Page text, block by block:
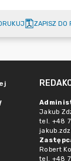
ZAPISZ DO
Jakub
tel. +48
Robert
tel. +48